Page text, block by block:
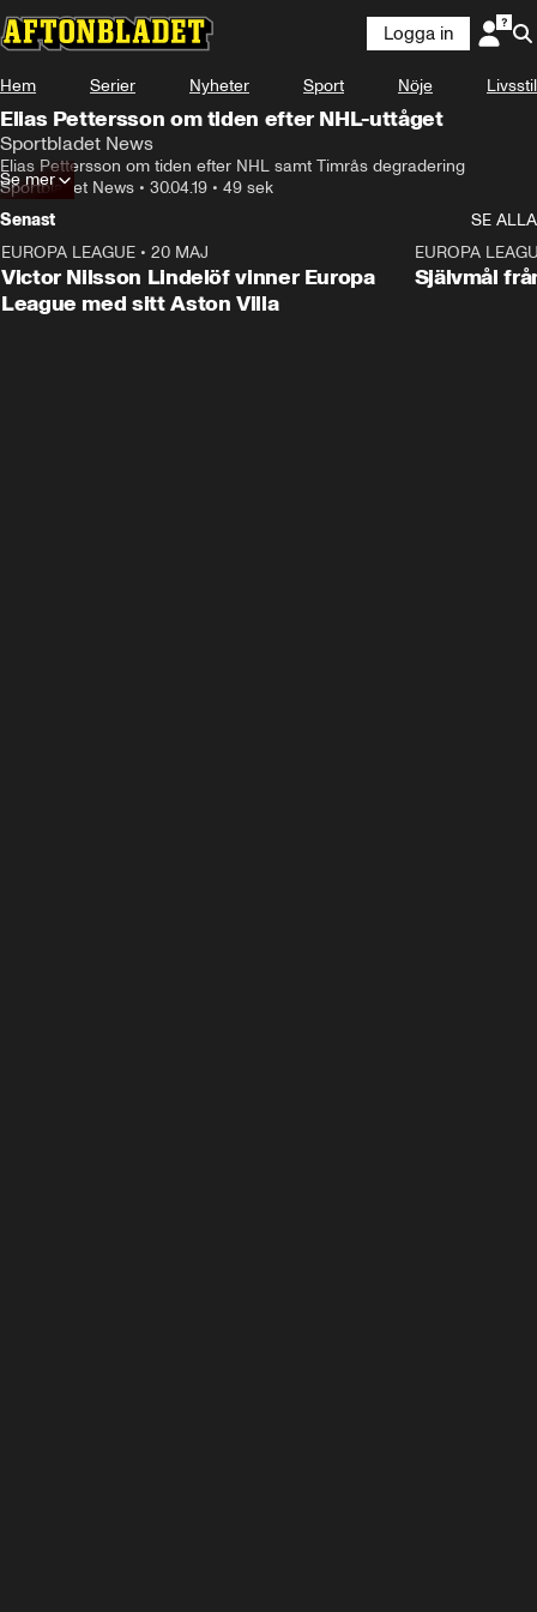
Logga in
Hem Serier Nyheter Sport Nöje Livsstil
Elias Pettersson om tiden efter NHL-uttåget
Sportbladet News
Elias Pettersson om tiden efter NHL samt Timrås degradering
Sportbladet News • 30.04.19 • 49 sek
Se mer
Senast
SE ALLA
EUROPA LEAGUE • 20 MAJ
Victor Nilsson Lindelöf vinner Europa
League med sitt Aston Villa
EUROPA
Självmål